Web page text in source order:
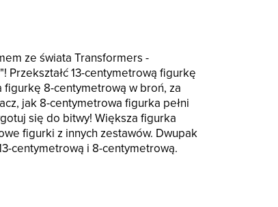
ze świata Transformers -
Przekształć 13-centymetrową figurkę
8-centymetrową w broń, za
jak 8-centymetrowa figurka pełni
się do bitwy! Większa figurka
figurki z innych zestawów. Dwupak
centymetrową i 8-centymetrową.